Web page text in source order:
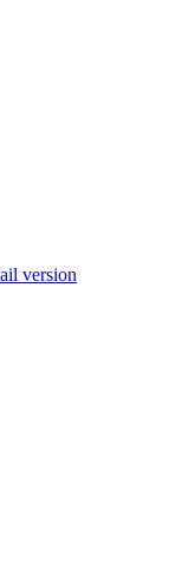
version